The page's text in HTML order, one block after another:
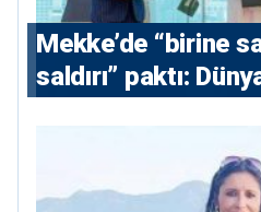
Mekke’de “birine
saldırı” paktı: